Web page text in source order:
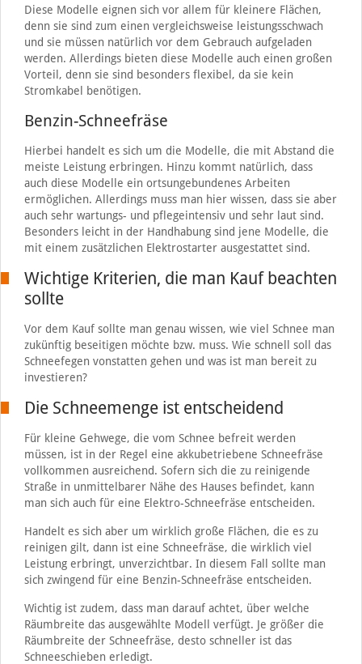
Diese Modelle eignen sich vor allem für kleinere Flächen,
denn sie sind zum einen vergleichsweise leistungsschwach
und sie müssen natürlich vor dem Gebrauch aufgeladen
werden. Allerdings bieten diese Modelle auch einen großen
Vorteil, denn sie sind besonders flexibel, da sie kein
Stromkabel benötigen.
Benzin-Schneefräse
Hierbei handelt es sich um die Modelle, die mit Abstand die
meiste Leistung erbringen. Hinzu kommt natürlich, dass
auch diese Modelle ein ortsungebundenes Arbeiten
ermöglichen. Allerdings muss man hier wissen, dass sie aber
auch sehr wartungs- und pflegeintensiv und sehr laut sind.
Besonders leicht in der Handhabung sind jene Modelle, die
mit einem zusätzlichen Elektrostarter ausgestattet sind.
Wichtige Kriterien, die man Kauf beachten
sollte
Vor dem Kauf sollte man genau wissen, wie viel Schnee man
zukünftig beseitigen möchte bzw. muss. Wie schnell soll das
Schneefegen vonstatten gehen und was ist man bereit zu
investieren?
Die Schneemenge ist entscheidend
Für kleine Gehwege, die vom Schnee befreit werden
müssen, ist in der Regel eine akkubetriebene Schneefräse
vollkommen ausreichend. Sofern sich die zu reinigende
Straße in unmittelbarer Nähe des Hauses befindet, kann
man sich auch für eine Elektro-Schneefräse entscheiden.
Handelt es sich aber um wirklich große Flächen, die es zu
reinigen gilt, dann ist eine Schneefräse, die wirklich viel
Leistung erbringt, unverzichtbar. In diesem Fall sollte man
sich zwingend für eine Benzin-Schneefräse entscheiden.
Wichtig ist zudem, dass man darauf achtet, über welche
Räumbreite das ausgewählte Modell verfügt. Je größer die
Räumbreite der Schneefräse, desto schneller ist das
Schneeschieben erledigt.